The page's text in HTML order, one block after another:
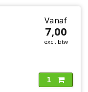
Vanaf
7,00
excl. btw
1